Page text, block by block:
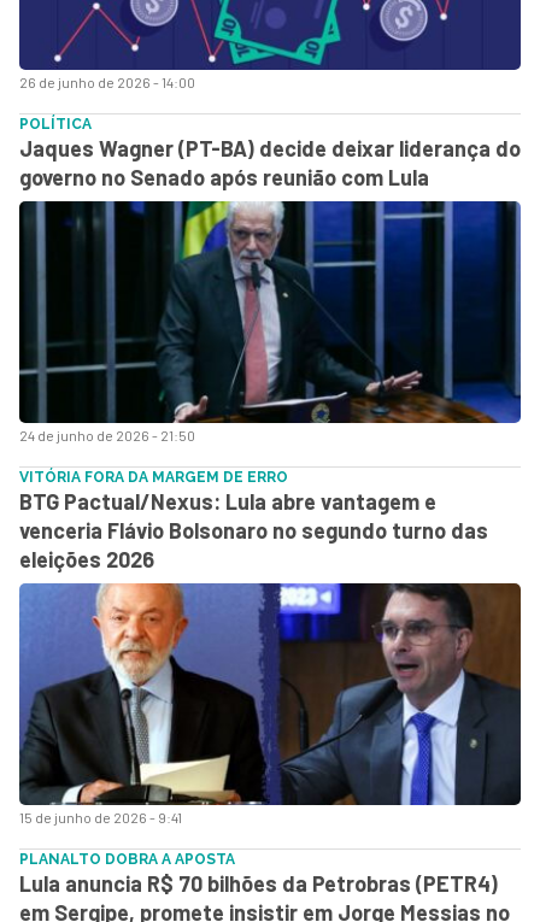
26 de junho de 2026 - 14:00
24 de junho de 2026 - 21:50
POLÍTICA
Jaques Wagner (PT-BA) decide deixar liderança do
governo no Senado após reunião com Lula
15 de junho de 2026 - 9:41
VITÓRIA FORA DA MARGEM DE ERRO
BTG Pactual/Nexus: Lula abre vantagem e
venceria Flávio Bolsonaro no segundo turno das
eleições 2026
PLANALTO DOBRA A APOSTA
Lula anuncia R$ 70 bilhões da Petrobras (PETR4)
em Sergipe, promete insistir em Jorge Messias no